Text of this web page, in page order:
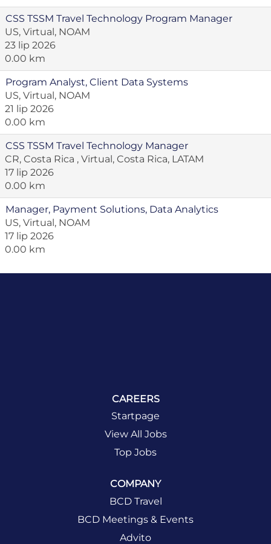
CSS TSSM Travel Technology Program Manager
US, Virtual, NOAM
23 lip 2026
0.00 km
Program Analyst, Client Data Systems
US, Virtual, NOAM
21 lip 2026
0.00 km
CSS TSSM Travel Technology Manager
CR, Costa Rica , Virtual, Costa Rica, LATAM
17 lip 2026
0.00 km
Manager, Payment Solutions, Data Analytics
US, Virtual, NOAM
17 lip 2026
0.00 km
CAREERS
Startpage
View All Jobs
Top Jobs
COMPANY
BCD Travel
BCD Meetings & Events
Advito